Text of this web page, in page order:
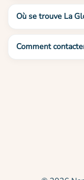
Où se trouve La
Comment